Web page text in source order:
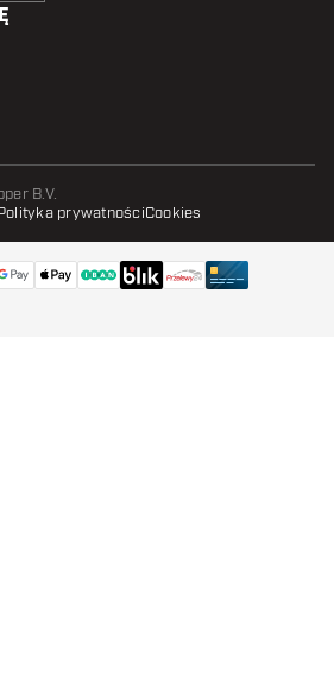
B.V.
prywatnościCookies